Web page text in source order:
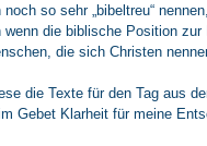
so sehr „bibeltreu“
die biblische Position
die sich Christen
die Texte für den Tag aus
Gebet Klarheit für meine